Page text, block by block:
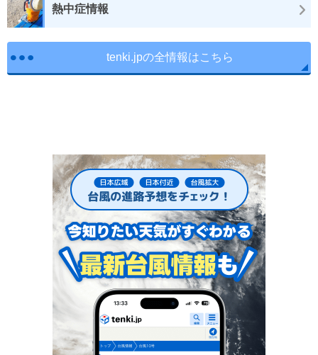
熱中症情報
tenki.jpの全情報はこちら